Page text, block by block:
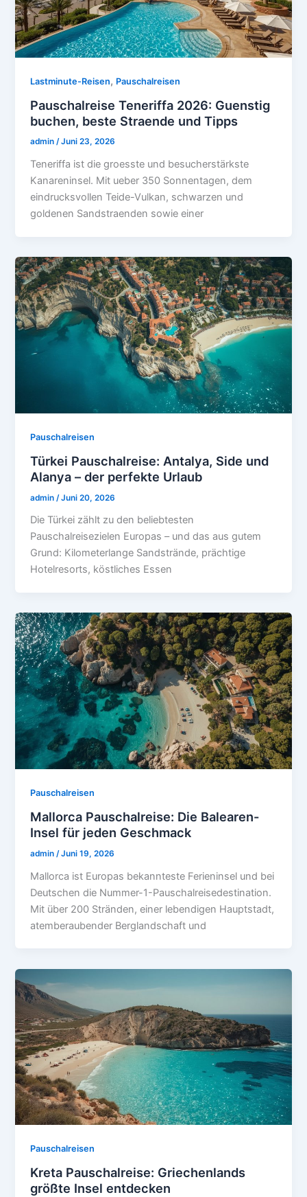
Lastminute-Reisen, Pauschalreisen
Pauschalreise Teneriffa 2026: Guenstig
buchen, beste Straende und Tipps
admin/Juni 23, 2026
Teneriffa ist die groesste und besucherstärkste
Kanareninsel. Mit ueber 350 Sonnentagen, dem
eindrucksvollen Teide-Vulkan, schwarzen und
goldenen Sandstraenden sowie einer
Pauschalreisen
Türkei Pauschalreise: Antalya, Side und
Alanya – der perfekte Urlaub
admin /Juni 20, 2026
Die Türkei zählt zu den beliebtesten
Pauschalreisezielen Europas – und das aus gutem
Grund: Kilometerlange Sandstrände, prächtige
Hotelresorts, köstliches Essen
Pauschalreisen
Mallorca Pauschalreise: Die Balearen-
Insel für jeden Geschmack
admin /Juni 19, 2026
Mallorca ist Europas bekannteste Ferieninsel und bei
Deutschen die Nummer-1-Pauschalreisedestination.
Mit über 200 Stränden, einer lebendigen Hauptstadt,
atemberaubender Berglandschaft und
Pauschalreisen
Kreta Pauschalreise: Griechenlands
größte Insel entdecken